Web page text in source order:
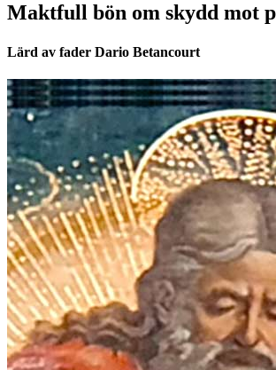
Maktfull bön om skydd mot
Lärd av fader Dario Betancourt